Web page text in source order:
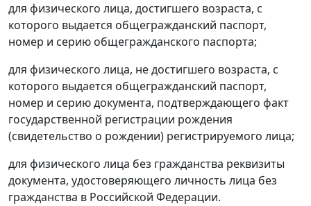
для физического лица, достигшего возраста, с
которого выдается общегражданский паспорт,
номер и серию общегражданского паспорта;
для физического лица, не достигшего возраста, с
которого выдается общегражданский паспорт,
номер и серию документа, подтверждающего факт
государственной регистрации рождения
(свидетельство о рождении) регистрируемого лица;
для физического лица без гражданства реквизиты
документа, удостоверяющего личность лица без
гражданства в Российской Федерации.